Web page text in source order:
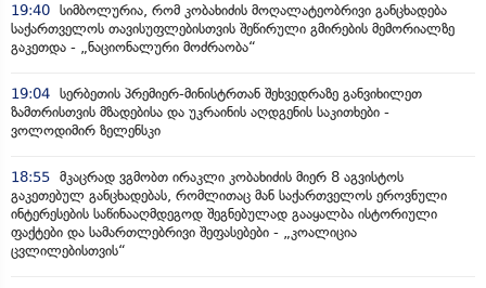
19:40 სიმბოლურია, რომ კობახიძის მოღალატეობრივი განცხადება
საქართველოს თავისუფლებისთვის შეწირული გმირების მემორიალზე
გაკეთდა - „ნაციონალური მოძრაობა“
19:04 სერბეთის პრემიერ-მინისტრთან შეხვედრაზე განვიხილეთ
ზამთრისთვის მზადებისა და უკრაინის აღდგენის საკითხები -
ვოლოდიმირ ზელენსკი
18:55 მკაცრად ვგმობთ ირაკლი კობახიძის მიერ 8 აგვისტოს
გაკეთებულ განცხადებას, რომლითაც მან საქართველოს ეროვნული
ინტერესების საწინააღმდეგოდ შეგნებულად გააყალბა ისტორიული
ფაქტები და სამართლებრივი შეფასებები - „კოალიცია
ცვლილებისთვის“